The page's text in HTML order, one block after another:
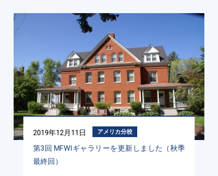
2019年12月11日 アメリカ分校
第3回 MFWIギャラリーを更新しました（秋季
最終回）